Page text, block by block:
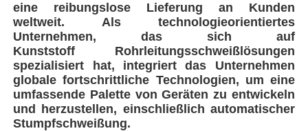
eine reibungslose Lieferung an Kunden
weltweit. Als technologieorientiertes
Unternehmen, das sich auf
Kunststoff Rohrleitungsschweißlösungen
spezialisiert hat, integriert das Unternehmen
globale fortschrittliche Technologien, um eine
umfassende Palette vonGeräten zu entwickeln
und herzustellen, einschließlich automatischer
Stumpfschweißung.